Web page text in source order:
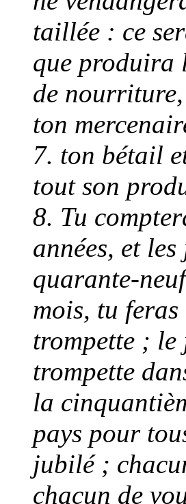
taillée : ce
que produira
de
ton
7. ton bétail
tout son
8. Tu
années, et
quarante-
mois, tu
trompette ; le
trompette
la
pays pour
jubilé ;
chacun de